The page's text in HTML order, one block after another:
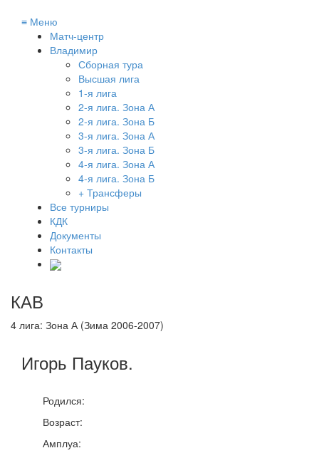
≡ Меню
Матч-центр
Владимир
Сборная тура
Высшая лига
1-я лига
2-я лига. Зона А
2-я лига. Зона Б
3-я лига. Зона А
3-я лига. Зона Б
4-я лига. Зона А
4-я лига. Зона Б
+ Трансферы
Все турниры
КДК
Документы
Контакты
КАВ
4 лига: Зона А (Зима 2006-2007)
Игорь Пауков.
Родился:
Возраст:
Амплуа: